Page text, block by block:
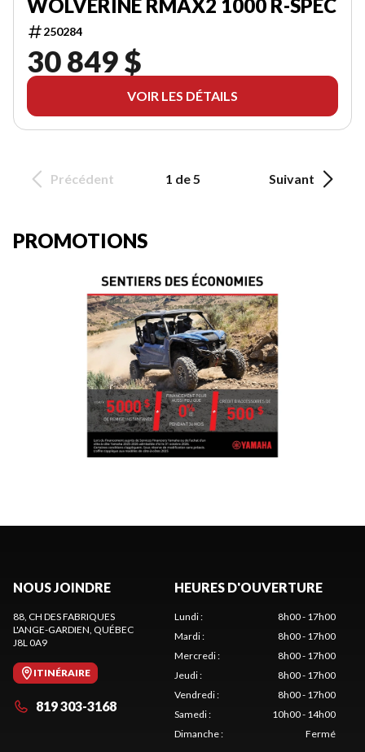
WOLVERINE RMAX2 1000 R-SPEC
250284
30 849 $
VOIR LES DÉTAILS
Précédent 1 de 5 Suivant
PROMOTIONS
NOUS JOINDRE
88, CH DES FABRIQUES
L'ANGE-GARDIEN, QUÉBEC
J8L 0A9
ITINÉRAIRE
819 303-3168
HEURES D'OUVERTURE
Lundi:
8h00 - 17h00
Mardi:
8h00 - 17h00
Mercredi:
8h00 - 17h00
Jeudi:
8h00 - 17h00
Vendredi:
8h00 - 17h00
Samedi:
10h00 - 14h00
Dimanche: Fermé